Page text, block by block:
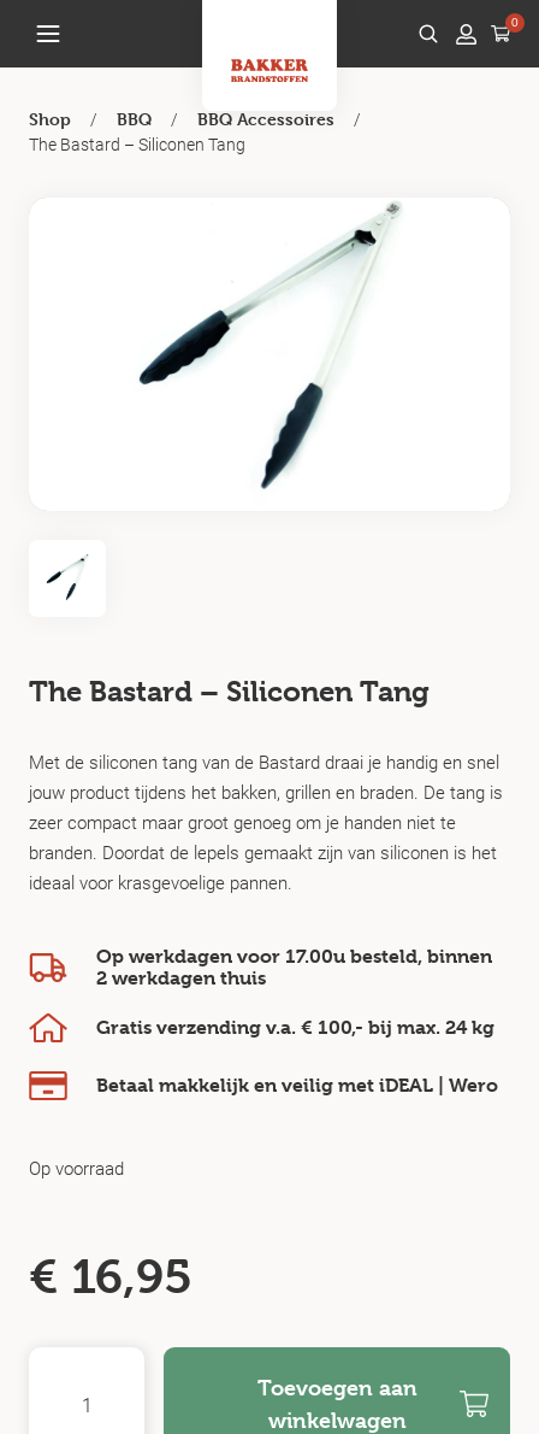
0
Shop / BBQ / BBQ Accessoires
/
The Bastard – Siliconen Tang
The Bastard – Siliconen Tang
Met de siliconen tang van de Bastard draai je handig en snel
jouw product tijdens het bakken, grillen en braden. De tang is
zeer compact maar groot genoeg om je handen niet te
branden. Doordat de lepels gemaakt zijn van siliconen is het
ideaal voor krasgevoelige pannen.
Op werkdagen voor 17.00u besteld, binnen
2 werkdagen thuis
Gratis verzending v.a. € 100,- bij max. 24 kg
Betaal makkelijk en veilig met iDEAL | Wero
Op voorraad
€ 16,95
Toevoegen aan
winkelwagen